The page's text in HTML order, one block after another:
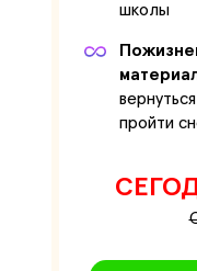
пройти
школы